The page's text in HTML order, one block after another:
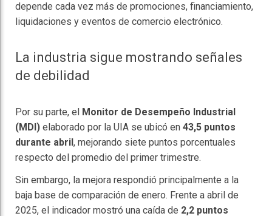
depende cada vez más de promociones, financiamiento,
liquidaciones y eventos de comercio electrónico.
La industria sigue mostrando señales
de debilidad
Por su parte, el
Monitor de Desempeño Industrial
(MDI) elaborado por la UIA se ubicó en 43,5 puntos
durante abril , mejorando siete puntos porcentuales
respecto del promedio del primer trimestre.
Sin embargo, la mejora respondió principalmente a la
baja base de comparación de enero. Frente a abril de
2025, el indicador mostró una caída de 2,2 puntos